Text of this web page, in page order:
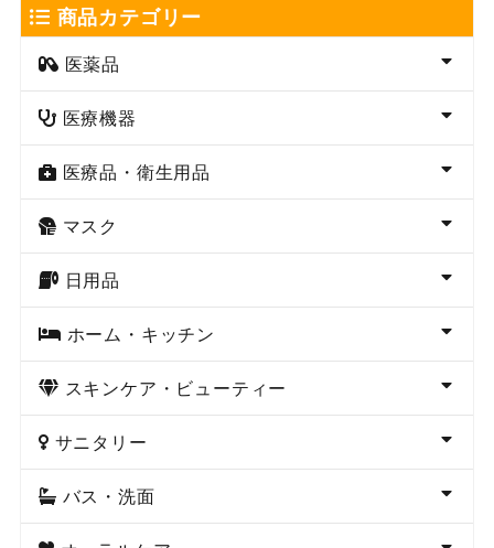
商品カテゴリー
医薬品
医療機器
医療品・衛生用品
マスク
日用品
ホーム・キッチン
スキンケア・ビューティー
サニタリー
バス・洗面